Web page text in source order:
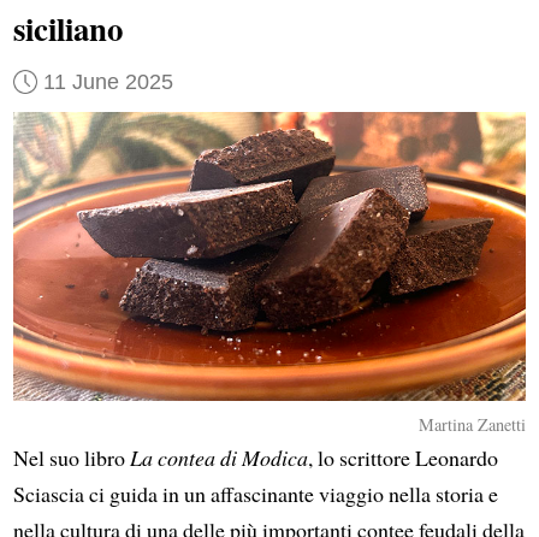
siciliano
11 June 2025
Martina Zanetti
Nel suo libroLa contea di Modica, lo scrittore Leonardo
Sciascia ci guida in un affascinante viaggio nella storia e
nella cultura di una delle più importanti contee feudali della